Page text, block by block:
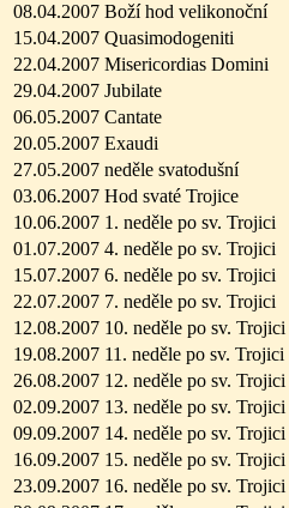
08.04.2007 Boží hod velikonoční
15.04.2007 Quasimodogeniti
22.04.2007 Misericordias Domini
29.04.2007 Jubilate
06.05.2007 Cantate
20.05.2007 Exaudi
27.05.2007 neděle svatodušní
03.06.2007 Hod svaté Trojice
10.06.2007 1. neděle po sv. Trojici
01.07.2007 4. neděle po sv. Trojici
15.07.2007 6. neděle po sv. Trojici
22.07.2007 7. neděle po sv. Trojici
12.08.2007 10. neděle po sv. Trojici
19.08.2007 11. neděle po sv. Trojici
26.08.2007 12. neděle po sv. Trojici
02.09.2007 13. neděle po sv. Trojici
09.09.2007 14. neděle po sv. Trojici
16.09.2007 15. neděle po sv. Trojici
23.09.2007 16. neděle po sv. Trojici